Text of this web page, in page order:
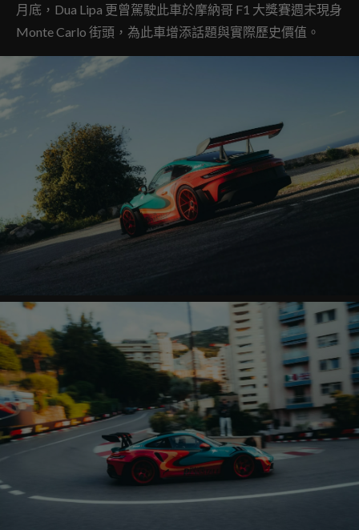
月底，Dua Lipa 更曾駕駛此車於摩納哥 F1 大獎賽週末現身
Monte Carlo 街頭，為此車增添話題與實際歷史價值。